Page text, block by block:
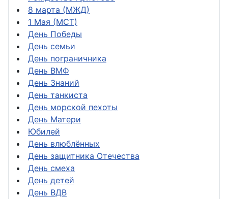
8 марта (МЖД)
1 Мая (МСТ)
День Победы
День семьи
День пограничника
День ВМФ
День Знаний
День танкиста
День морской пехоты
День Матери
Юбилей
День влюблённых
День защитника Отечества
День смеха
День детей
День ВДВ